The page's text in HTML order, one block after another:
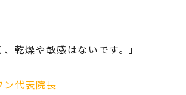
、乾燥や敏感はないです。」
ン代表院長